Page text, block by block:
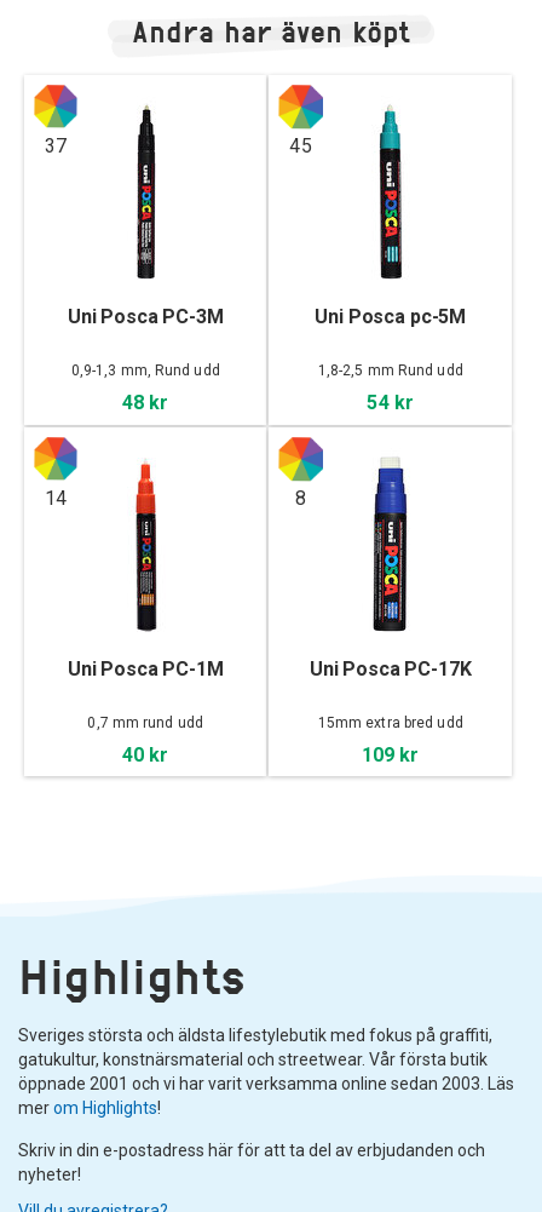
Andra har även köpt
37
Uni Posca PC-3M
0,9-1,3 mm, Rund udd
48 kr
45
Uni Posca pc-5M
1,8-2,5 mm Rund udd
54 kr
14
Uni Posca PC-1M
0,7 mm rund udd
40 kr
8
Uni Posca PC-17K
15mm extra bred udd
109 kr
Highlights
Sveriges största och äldsta lifestylebutik med fokus på graffiti,
gatukultur, konstnärsmaterial och streetwear. Vår första butik
öppnade 2001 och vi har varit verksamma online sedan 2003. Läs
merom Highlights!
Skriv in din e-postadress här för att ta del av erbjudanden och
nyheter!